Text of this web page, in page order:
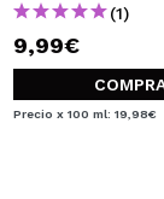
(1)
9,99€
Precio x 100 ml: 19,98€